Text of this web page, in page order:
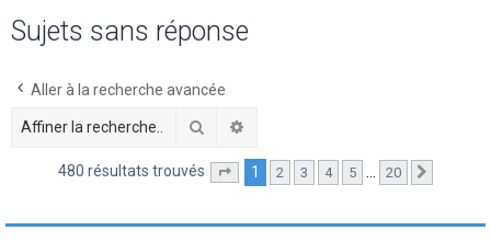
Sujets sans réponse
Aller à la recherche avancée
Rechercher
480 résultats trouvés Page sur20
1 2 3 4 5 … 20